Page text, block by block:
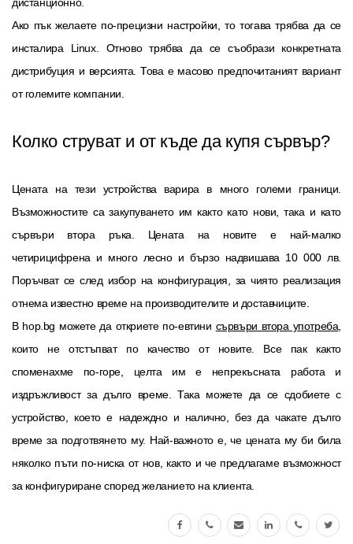
Ако пък желаете по-прецизни настройки, то тогава трябва да се
инсталира Linux. Отново трябва да се съобрази конкретната
дистрибуция и версията. Това е масово предпочитаният вариант
от големите компании.
Колко струват и от къде да купя сървър?
Цената на тези устройства варира в много големи граници.
Възможностите са закупуването им както като нови, така и като
сървъри втора ръка. Цената на новите е най-малко
четирицифрена и много лесно и бързо надвишава 10 000 лв.
Поръчват се след избор на конфигурация, за чиято реализация
отнема известно време на производителите и доставчиците.
В hop.bg можете да откриете по-евтини сървъри втора употреба
които не отстъпват по качество от новите. Все пак както
споменахме по-горе, целта им е непрекъсната работа и
издръжливост за дълго време. Така можете да се сдобиете с
устройство, което е надеждно и налично, без да чакате дълго
време за подготвянето му. Най-важното е, че цената му би била
няколко пъти по-ниска от нов, както и че предлагаме възможност
за конфигуриране според желанието на клиента.